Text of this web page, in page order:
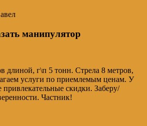
манипулятор
длиной, г\п 5 тонн. Стрела 8 метров,
услуги по приемлемым ценам. У
скидки. Заберу/
Частник!